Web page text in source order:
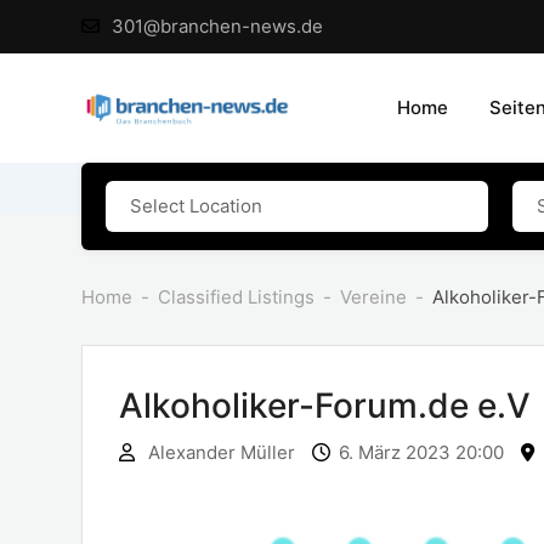
to
301@branchen-news.de
Home
Home Classified Listings Vereine Alkoholiker-
Alkoholiker-Forum.de e.V
Alexander Müller 6. März 2023 20:00